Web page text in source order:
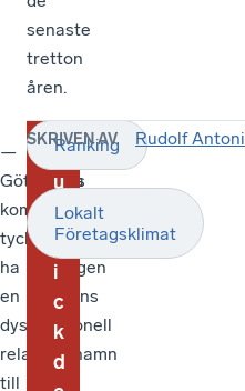
senaste
tretton
åren.
—
Göteborgs
kommun
tycks
ha
en
dysfunktionell
relation
till
De
största
tappen
i
rankingen
återfinns
Ulricehamn
H
u
r
g
i
c
k
d
Ranking
Lokalt
Företagsklimat
SKRIVEN AV Rudolf Antoni